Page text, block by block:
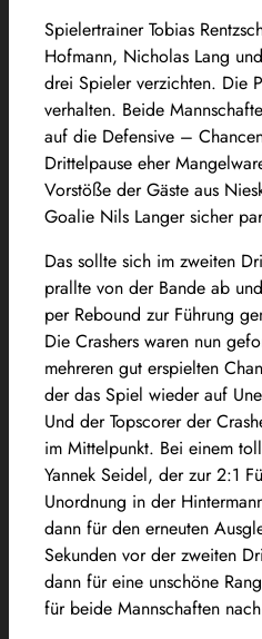
Spielertrainer Tobias
Hofmann, Nicholas Lang
drei Spieler verzichten. Die
verhalten. Beide
auf die Defensive –
Drittelpause eher
Vorstöße der Gäste aus
Goalie Nils Langer sicher
Das sollte sich im zweiten
prallte von der Bande ab
per Rebound zur Führung
Die Crashers waren nun
mehreren gut erspielten
der das Spiel wieder auf
Und der Topscorer der
im Mittelpunkt. Bei einem
Yannek Seidel, der zur 2:1
Unordnung in der
dann für den erneuten
Sekunden vor der zweiten
dann für eine unschöne
für beide Mannschaften